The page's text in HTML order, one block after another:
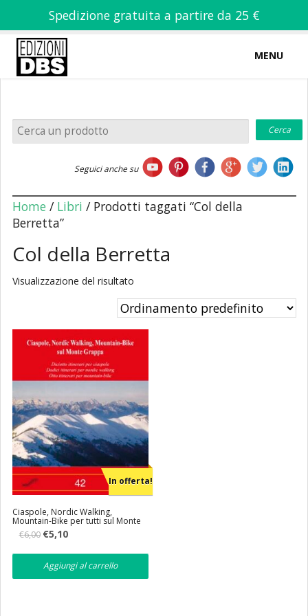
Spedizione gratuita a partire da 25 €
MENU
Home
Chi siamo
Libri
Seguici anche su
Home/ Libri / Prodotti taggati “Col della
Berretta”
Col della Berretta
Visualizzazione del risultato
In offerta!
Ciaspole, Nordic Walking,
Mountain-Bike per tutti sul Monte
Grappa
€6,00 Il
prezzo
originale
era:
€5,10Il
attuale
è:
Aggiungi al carrello